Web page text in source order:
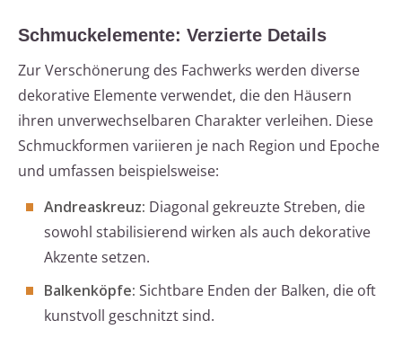
Schmuckelemente: Verzierte Details
Zur Verschönerung des Fachwerks werden diverse
dekorative Elemente verwendet, die den Häusern
ihren unverwechselbaren Charakter verleihen. Diese
Schmuckformen variieren je nach Region und Epoche
und umfassen beispielsweise:
Andreaskreuz: Diagonal gekreuzte Streben, die
sowohl stabilisierend wirken als auch dekorative
Akzente setzen.
Balkenköpfe: Sichtbare Enden der Balken, die oft
kunstvoll geschnitzt sind.